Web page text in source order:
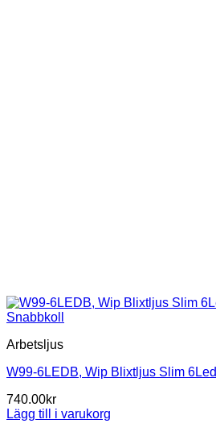
Snabbkoll
Arbetsljus
W99-6LEDB, Wip Blixtljus Slim 6Led
740.00kr
Lägg till i varukorg